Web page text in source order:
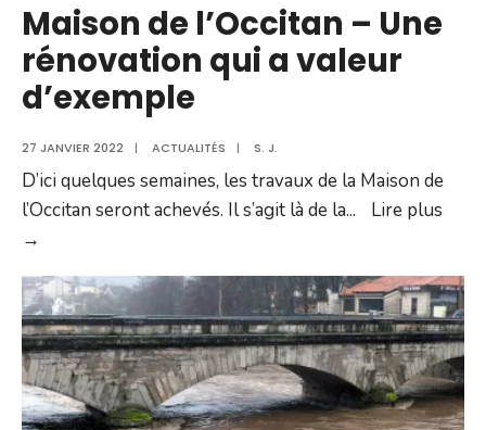
Maison de l’Occitan – Une
rénovation qui a valeur
d’exemple
27 JANVIER 2022 | ACTUALITÉS | S. J.
D’ici quelques semaines, les travaux de la Maison de
l’Occitan seront achevés. Il s’agit là de la...
Lire plus
→
l’Occitan
–
Une
rénovation
qui